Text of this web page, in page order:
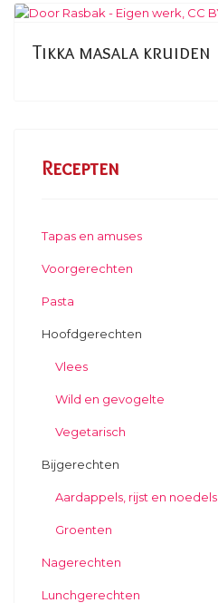
Tikka masala kruiden
Recepten
Tapas en amuses
Voorgerechten
Pasta
Hoofdgerechten
Vlees
Wild en gevogelte
Vegetarisch
Bijgerechten
Aardappels, rijst en noedels
Groenten
Nagerechten
Lunchgerechten